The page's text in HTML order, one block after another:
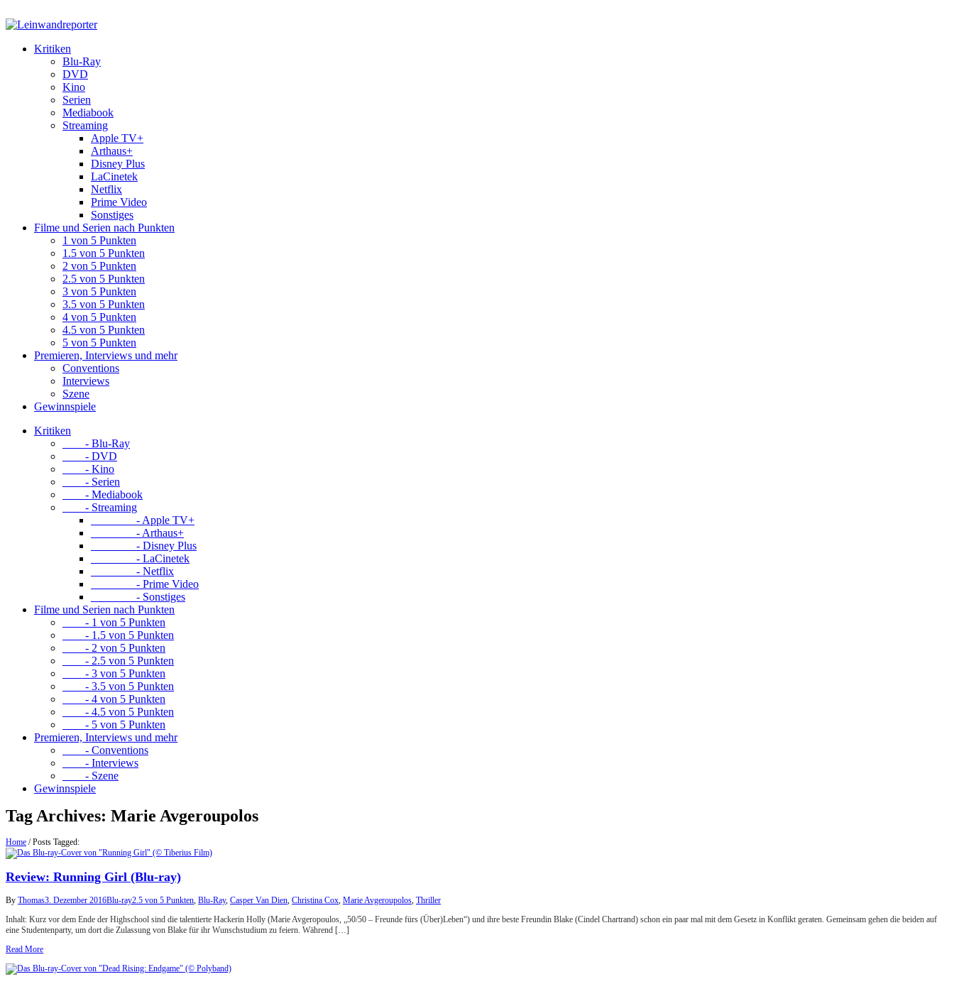
Kritiken
Blu-Ray
DVD
Kino
Serien
Mediabook
Streaming
Apple TV+
Arthaus+
Disney Plus
LaCinetek
Netflix
Prime Video
Sonstiges
Filme und Serien nach Punkten
1 von 5 Punkten
1.5 von 5 Punkten
2 von 5 Punkten
2.5 von 5 Punkten
3 von 5 Punkten
3.5 von 5 Punkten
4 von 5 Punkten
4.5 von 5 Punkten
5 von 5 Punkten
Premieren, Interviews und mehr
Conventions
Interviews
Szene
Gewinnspiele
Kritiken
- Blu-Ray
- DVD
- Kino
- Serien
- Mediabook
- Streaming
- Apple TV+
- Arthaus+
- Disney Plus
- LaCinetek
- Netflix
- Prime Video
- Sonstiges
Filme und Serien nach Punkten
- 1 von 5 Punkten
- 1.5 von 5 Punkten
- 2 von 5 Punkten
- 2.5 von 5 Punkten
- 3 von 5 Punkten
- 3.5 von 5 Punkten
- 4 von 5 Punkten
- 4.5 von 5 Punkten
- 5 von 5 Punkten
Premieren, Interviews und mehr
- Conventions
- Interviews
- Szene
Gewinnspiele
Tag Archives: Marie Avgeroupolos
Home /Posts Tagged:
Review: Running Girl (Blu-ray)
By Thomas3. Dezember 2016Blu-ray2.5 von 5 Punkten, Blu-Ray, Casper Van Dien, Christina Cox, Marie Avgeroupolos, Thriller
Inhalt: Kurz vor dem Ende der Highschool sind die talentierte Hackerin Holly (Marie Avgeropoulos, „50/50 – Freunde fürs (Über)Leben“) und ihre beste Freundin Blake (Cindel Chartrand) schon ein paar mal mit dem Gesetz in Konflikt geraten. Gemeinsam gehen die beiden auf
eine Studentenparty, um dort die Zulassung von Blake für ihr Wunschstudium zu feiern. Während […]
Read More